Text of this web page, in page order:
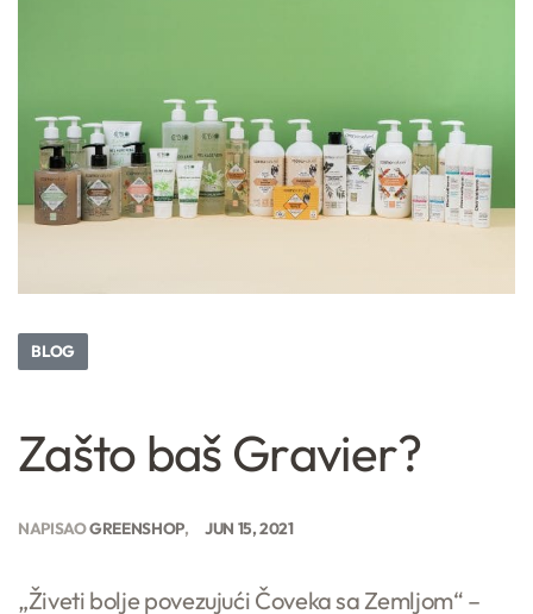
BLOG
Zašto baš Gravier?
NAPISAOGREENSHOP JUN 15, 2021
„Živeti bolje povezujući Čoveka sa Zemljom“ –